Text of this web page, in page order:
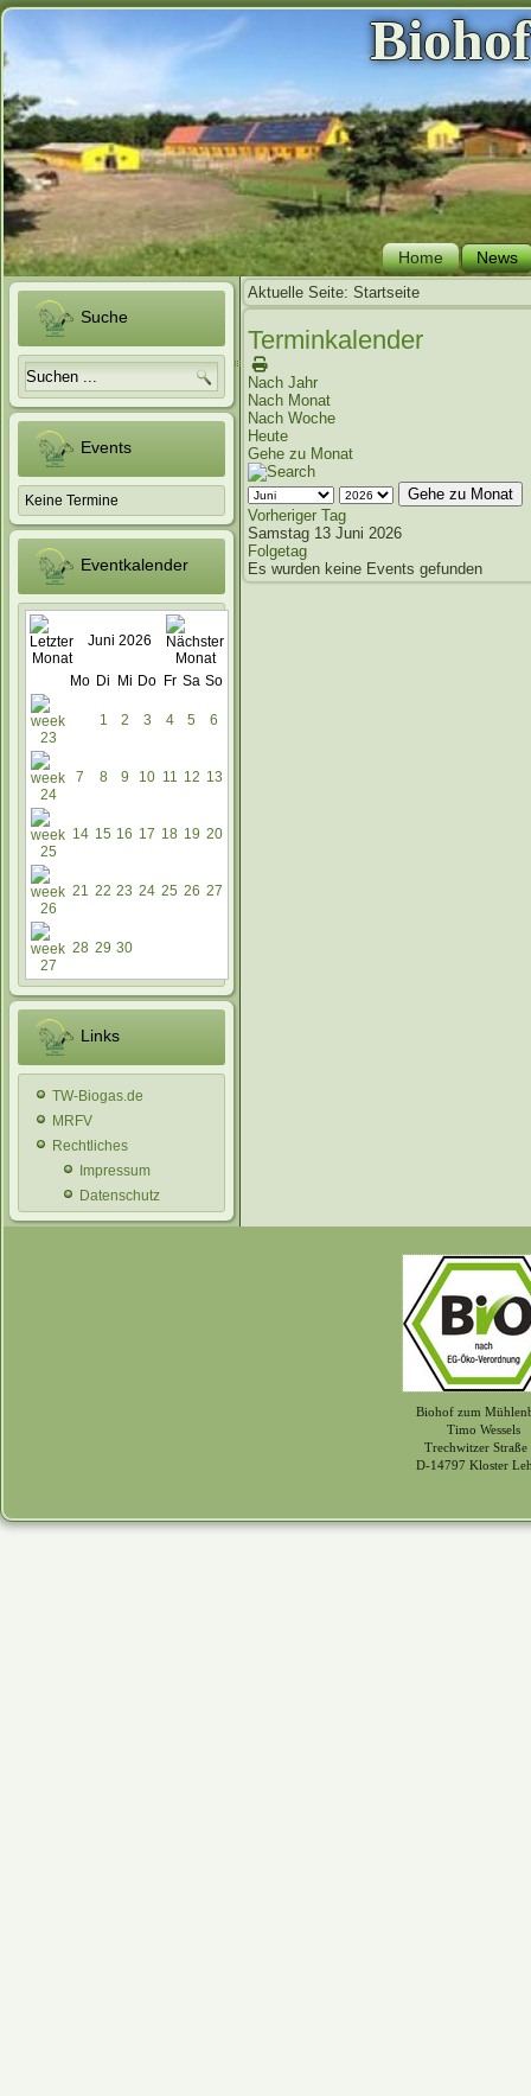
Home News
Suche
Events
Keine Termine
Eventkalender
Juni 2026
Mo Di Mi Do Fr Sa So
1 2 3 4 5 6
7 8 9 10 11 12 13
14 15 16 17 18 19 20
21 22 23 24 25 26 27
28 29 30
Links
TW-Biogas.de
MRFV
Rechtliches
Impressum
Datenschutz
Aktuelle Seite: Startseite
Terminkalender
Nach Jahr
Nach Monat
Nach Woche
Heute
Gehe zu Monat
Gehe zu Monat
Vorheriger Tag
Samstag 13 Juni 2026
Folgetag
Es wurden keine Events gefunden
Biohof zum
Timo Wessels
Trechwitzer Straße
D-14797 Kloster